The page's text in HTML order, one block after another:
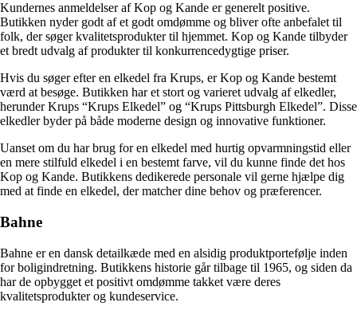
Kundernes anmeldelser af Kop og Kande er generelt positive.
Butikken nyder godt af et godt omdømme og bliver ofte anbefalet til
folk, der søger kvalitetsprodukter til hjemmet. Kop og Kande tilbyder
et bredt udvalg af produkter til konkurrencedygtige priser.
Hvis du søger efter en elkedel fra Krups, er Kop og Kande bestemt
værd at besøge. Butikken har et stort og varieret udvalg af elkedler,
herunder Krups “Krups Elkedel” og “Krups Pittsburgh Elkedel”. Disse
elkedler byder på både moderne design og innovative funktioner.
Uanset om du har brug for en elkedel med hurtig opvarmningstid eller
en mere stilfuld elkedel i en bestemt farve, vil du kunne finde det hos
Kop og Kande. Butikkens dedikerede personale vil gerne hjælpe dig
med at finde en elkedel, der matcher dine behov og præferencer.
Bahne
Bahne er en dansk detailkæde med en alsidig produktportefølje inden
for boligindretning. Butikkens historie går tilbage til 1965, og siden da
har de opbygget et positivt omdømme takket være deres
kvalitetsprodukter og kundeservice.